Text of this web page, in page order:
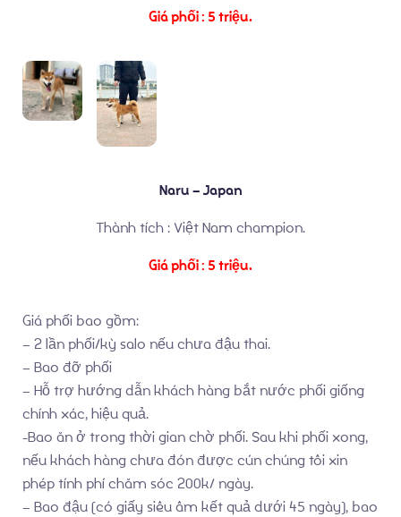
Giá phối : 5 triệu.
Naru – Japan
Thành tích : Việt Nam champion.
Giá phối : 5 triệu.
Giá phối bao gồm:
– 2 lần phối/kỳ salo nếu chưa đậu thai.
– Bao đỡ phối
– Hỗ trợ hướng dẫn khách hàng bắt nước phối giống
chính xác, hiệu quả.
-Bao ăn ở trong thời gian chờ phối. Sau khi phối xong,
nếu khách hàng chưa đón được cún chúng tôi xin
phép tính phí chăm sóc 200k/ ngày.
– Bao đậu (có giấy siêu âm kết quả dưới 45 ngày), bao